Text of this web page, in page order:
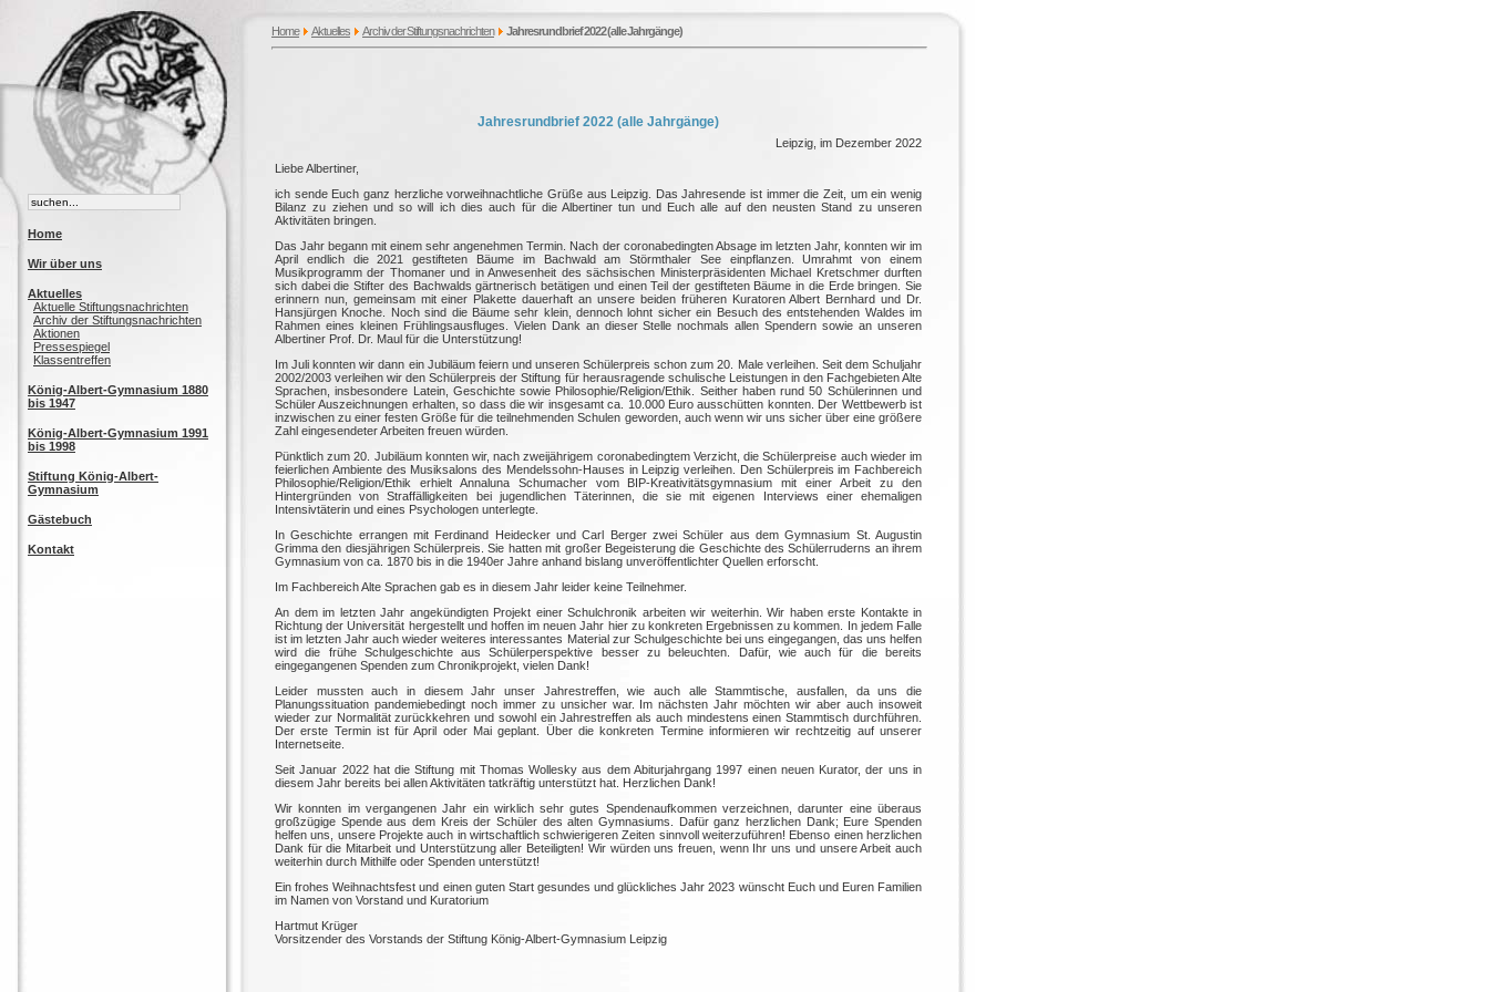
Home Aktuelles Archiv der Stiftungsnachrichten Jahresrundbrief 2022 (alle Jahrgänge)
Home
Wir über uns
Aktuelles
Aktuelle Stiftungsnachrichten
Archiv der Stiftungsnachrichten
Aktionen
Pressespiegel
Klassentreffen
König-Albert-Gymnasium 1880
bis 1947
König-Albert-Gymnasium 1991
bis 1998
Stiftung König-Albert-
Gymnasium
Gästebuch
Kontakt
Jahresrundbrief 2022 (alle Jahrgänge)
Leipzig, im Dezember 2022
Liebe Albertiner,
ich sende Euch ganz herzliche vorweihnachtliche Grüße aus Leipzig. Das Jahresende ist immer die Zeit, um ein wenig
Bilanz zu ziehen und so will ich dies auch für die Albertiner tun und Euch alle auf den neusten Stand zu unseren
Aktivitäten bringen.
Das Jahr begann mit einem sehr angenehmen Termin. Nach der coronabedingten Absage im letzten Jahr, konnten wir im
April endlich die 2021 gestifteten Bäume im Bachwald am Störmthaler See einpflanzen. Umrahmt von einem
Musikprogramm der Thomaner und in Anwesenheit des sächsischen Ministerpräsidenten Michael Kretschmer durften
sich dabei die Stifter des Bachwalds gärtnerisch betätigen und einen Teil der gestifteten Bäume in die Erde bringen. Sie
erinnern nun, gemeinsam mit einer Plakette dauerhaft an unsere beiden früheren Kuratoren Albert Bernhard und Dr.
Hansjürgen Knoche. Noch sind die Bäume sehr klein, dennoch lohnt sicher ein Besuch des entstehenden Waldes im
Rahmen eines kleinen Frühlingsausfluges. Vielen Dank an dieser Stelle nochmals allen Spendern sowie an unseren
Albertiner Prof. Dr. Maul für die Unterstützung!
Im Juli konnten wir dann ein Jubiläum feiern und unseren Schülerpreis schon zum 20. Male verleihen. Seit dem Schuljahr
2002/2003 verleihen wir den Schülerpreis der Stiftung für herausragende schulische Leistungen in den Fachgebieten Alte
Sprachen, insbesondere Latein, Geschichte sowie Philosophie/Religion/Ethik. Seither haben rund 50 Schülerinnen und
Schüler Auszeichnungen erhalten, so dass die wir insgesamt ca. 10.000 Euro ausschütten konnten. Der Wettbewerb ist
inzwischen zu einer festen Größe für die teilnehmenden Schulen geworden, auch wenn wir uns sicher über eine größere
Zahl eingesendeter Arbeiten freuen würden.
Pünktlich zum 20. Jubiläum konnten wir, nach zweijährigem coronabedingtem Verzicht, die Schülerpreise auch wieder im
feierlichen Ambiente des Musiksalons des Mendelssohn-Hauses in Leipzig verleihen. Den Schülerpreis im Fachbereich
Philosophie/Religion/Ethik erhielt Annaluna Schumacher vom BIP-Kreativitätsgymnasium mit einer Arbeit zu den
Hintergründen von Straffälligkeiten bei jugendlichen Täterinnen, die sie mit eigenen Interviews einer ehemaligen
Intensivtäterin und eines Psychologen unterlegte.
In Geschichte errangen mit Ferdinand Heidecker und Carl Berger zwei Schüler aus dem Gymnasium St. Augustin
Grimma den diesjährigen Schülerpreis. Sie hatten mit großer Begeisterung die Geschichte des Schülerruderns an ihrem
Gymnasium von ca. 1870 bis in die 1940er Jahre anhand bislang unveröffentlichter Quellen erforscht.
Im Fachbereich Alte Sprachen gab es in diesem Jahr leider keine Teilnehmer.
An dem im letzten Jahr angekündigten Projekt einer Schulchronik arbeiten wir weiterhin. Wir haben erste Kontakte in
Richtung der Universität hergestellt und hoffen im neuen Jahr hier zu konkreten Ergebnissen zu kommen. In jedem Falle
ist im letzten Jahr auch wieder weiteres interessantes Material zur Schulgeschichte bei uns eingegangen, das uns helfen
wird die frühe Schulgeschichte aus Schülerperspektive besser zu beleuchten. Dafür, wie auch für die bereits
eingegangenen Spenden zum Chronikprojekt, vielen Dank!
Leider mussten auch in diesem Jahr unser Jahrestreffen, wie auch alle Stammtische, ausfallen, da uns die
Planungssituation pandemiebedingt noch immer zu unsicher war. Im nächsten Jahr möchten wir aber auch insoweit
wieder zur Normalität zurückkehren und sowohl ein Jahrestreffen als auch mindestens einen Stammtisch durchführen.
Der erste Termin ist für April oder Mai geplant. Über die konkreten Termine informieren wir rechtzeitig auf unserer
Internetseite.
Seit Januar 2022 hat die Stiftung mit Thomas Wollesky aus dem Abiturjahrgang 1997 einen neuen Kurator, der uns in
diesem Jahr bereits bei allen Aktivitäten tatkräftig unterstützt hat. Herzlichen Dank!
Wir konnten im vergangenen Jahr ein wirklich sehr gutes Spendenaufkommen verzeichnen, darunter eine überaus
großzügige Spende aus dem Kreis der Schüler des alten Gymnasiums. Dafür ganz herzlichen Dank; Eure Spenden
helfen uns, unsere Projekte auch in wirtschaftlich schwierigeren Zeiten sinnvoll weiterzuführen! Ebenso einen herzlichen
Dank für die Mitarbeit und Unterstützung aller Beteiligten! Wir würden uns freuen, wenn Ihr uns und unsere Arbeit auch
weiterhin durch Mithilfe oder Spenden unterstützt!
Ein frohes Weihnachtsfest und einen guten Start gesundes und glückliches Jahr 2023 wünscht Euch und Euren Familien
im Namen von Vorstand und Kuratorium
Hartmut Krüger
Vorsitzender des Vorstands der Stiftung König-Albert-Gymnasium Leipzig